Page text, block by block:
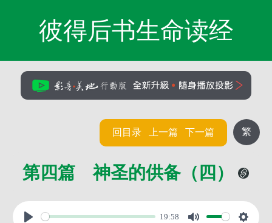
彼得后书生命读经
繁
回目录 上一篇 下一篇
第四篇 神圣的供备（四）
19:58